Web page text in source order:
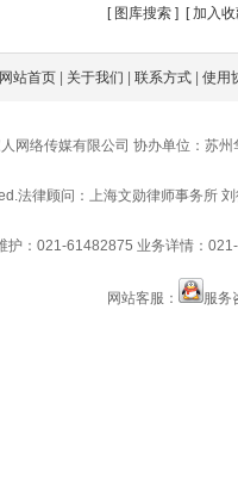
[ 图库搜索 ] [加入
网站首页 关于我们 |联系方式 |使用
网络传媒有限公司 协办单位：苏
法律顾问：上海文勋律师事务所
护：021-61482875 业务详情：
网站客服： 服务